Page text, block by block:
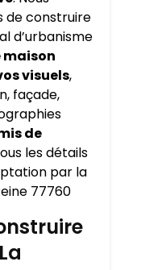
de construire
d’urbanisme
maison
visuels,
façade,
de
les détails
par la
77760